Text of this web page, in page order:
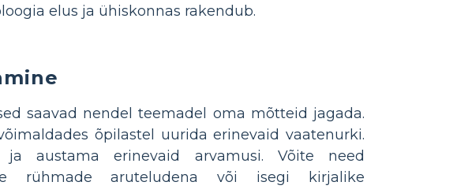
elus ja ühiskonnas rakendub.
saavad nendel teemadel oma mõtteid jagada.
õpilastel uurida erinevaid vaatenurki.
austama erinevaid arvamusi. Võite need
rühmade aruteludena või isegi kirjalike